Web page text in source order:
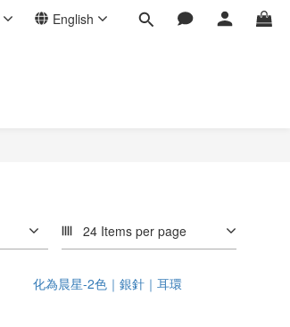
English
24 Items per page